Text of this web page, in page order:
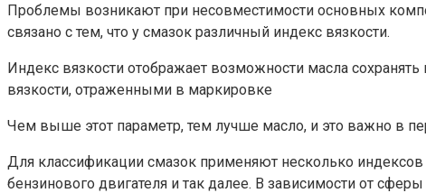
Проблемы возникают при несовместимости основных
связано с тем, что у смазок различный индекс вязкости.
Индекс вязкости отображает возможности масла
вязкости, отраженными в маркировке
Чем выше этот параметр, тем лучше масло, и это важно в
Для классификации смазок применяют несколько
бензинового двигателя и так далее. В зависимости от